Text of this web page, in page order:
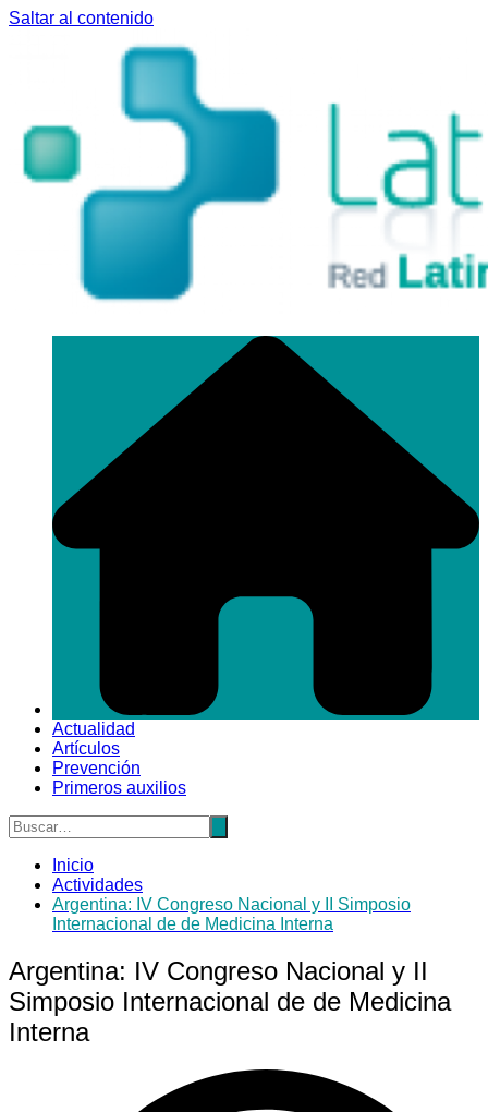
Saltar al contenido
Actualidad
Artículos
Prevención
Primeros auxilios
Inicio
Actividades
Argentina: IV Congreso Nacional y II Simposio
Internacional de de Medicina Interna
Argentina: IV Congreso Nacional y II
Simposio Internacional de de Medicina
Interna